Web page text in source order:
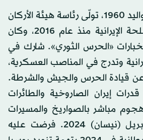
محمد باقري: من مواليد 1960، تولّى رئاسة هيئة الأركان
العامة للقوات المسلحة الإيرانية منذ عام 2016، وكان
«الحرس الثوري». شارك في
وتدرج في المناصب العسكرية،
قيادة الحرس والجيش والشرطة.
إيران الصاروخية والطائرات
مباشر بالصواريخ والمسيرات
على إسرائيل في أبريل (نيسان) 2024. فرضت عليه